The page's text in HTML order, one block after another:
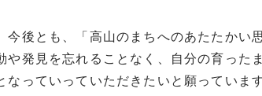
今後とも、「高山のまちへのあたたかい
や発見を忘れることなく、自分の育った
なっていっていただきたいと願っています